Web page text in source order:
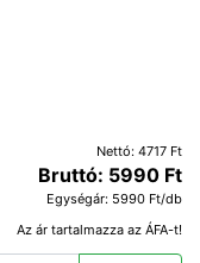
Nettó: 4717 Ft
Bruttó: 5990 Ft
Egységár: 5990 Ft/db
Az ár tartalmazza az ÁFA-t!